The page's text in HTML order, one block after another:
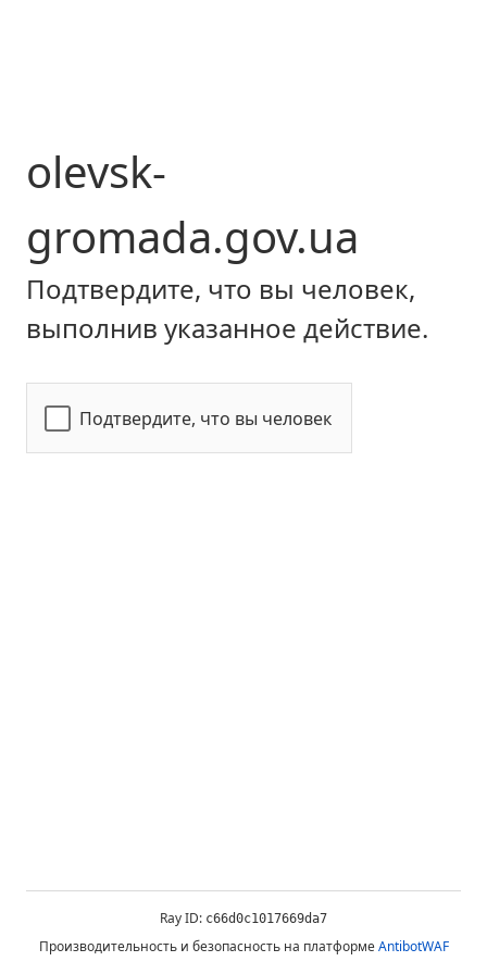
olevsk-
gromada.gov.ua
Подтвердите, что вы человек,
выполнив указанное действие.
Подтвердите, что вы человек
Ray ID: c66d0c1017669da7
Производительность и безопасность на платформеAntibotWAF